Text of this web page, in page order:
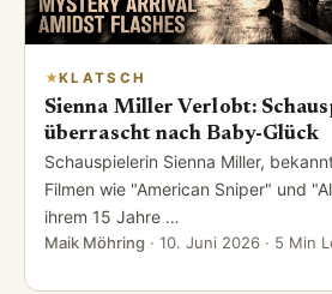
KLATSCH
Sienna Miller Verlobt:
überrascht nach Baby-Glück
Schauspielerin Sienna Miller,
Filmen wie "American Sniper" und
ihrem 15 Jahre …
Maik Möhring · 10. Juni 2026 · 5 Min